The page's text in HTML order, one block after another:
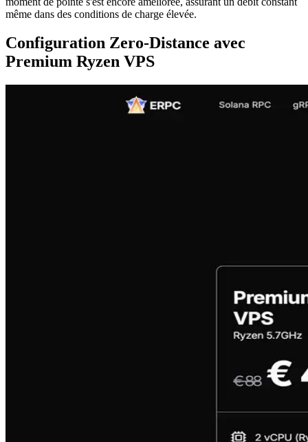
même dans des conditions de charge élevée.
Configuration Zero-Distance avec
Premium Ryzen VPS